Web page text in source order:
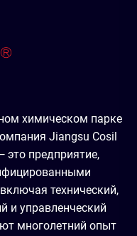
химическом парке
Jiangsu Cosil
это предприятие,
технический,
и управленческий
многолетний опыт